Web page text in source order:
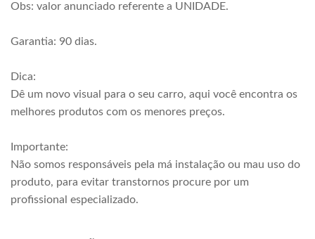
Obs: valor anunciado referente a UNIDADE.
Garantia: 90 dias.
Dica:
Dê um novo visual para o seu carro, aqui você encontra os
melhores produtos com os menores preços.
Importante:
Não somos responsáveis pela má instalação ou mau uso do
produto, para evitar transtornos procure por um
profissional especializado.